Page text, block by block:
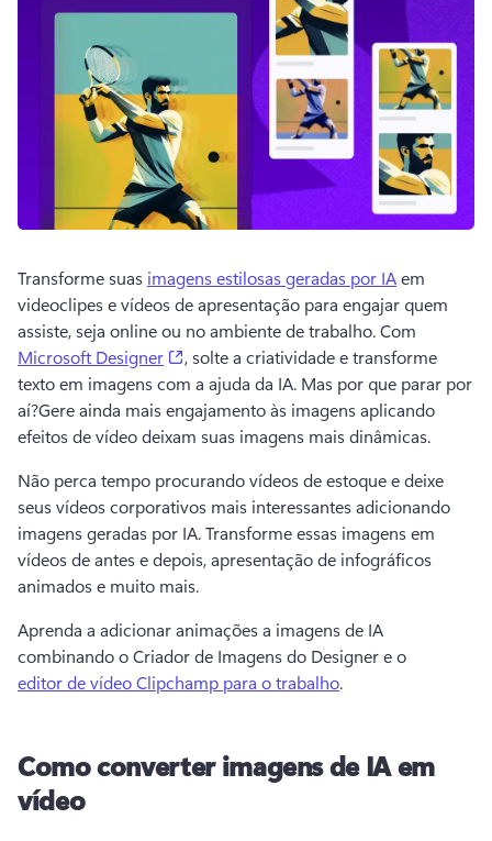
Transforme suas imagens estilosas geradas por IA em
videoclipes e vídeos de apresentação para engajar quem
assiste, seja online ou no ambiente de trabalho. Com
Microsoft Designer
(opens in a new tab)
, solte a criatividade e transforme
texto em imagens com a ajuda da IA. Mas por que parar por
aí?Gere ainda mais engajamento às imagens aplicando
efeitos de vídeo deixam suas imagens mais dinâmicas.
Não perca tempo procurando vídeos de estoque e deixe
seus vídeos corporativos mais interessantes adicionando
imagens geradas por IA. Transforme essas imagens em
vídeos de antes e depois, apresentação de infográficos
animados e muito mais.
Aprenda a adicionar animações a imagens de IA
combinando o Criador de Imagens do Designer e o
editor de vídeo Clipchamp para o trabalho.
Como converter imagens de IA em
vídeo